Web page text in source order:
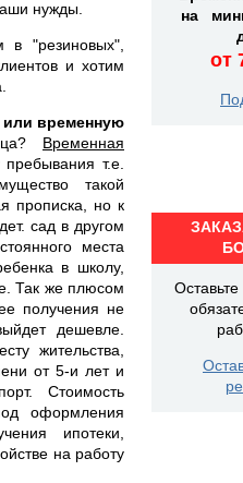
нужды.
"резиновых",
и хотим
или временную
Временная
т.е.
такой
прописка, но к
сад в другом
места
в школу,
Так же плюсом
получения не
дешевле.
жительства,
от 5-и лет и
Стоимость
оформления
ипотеки,
на работу
на
от